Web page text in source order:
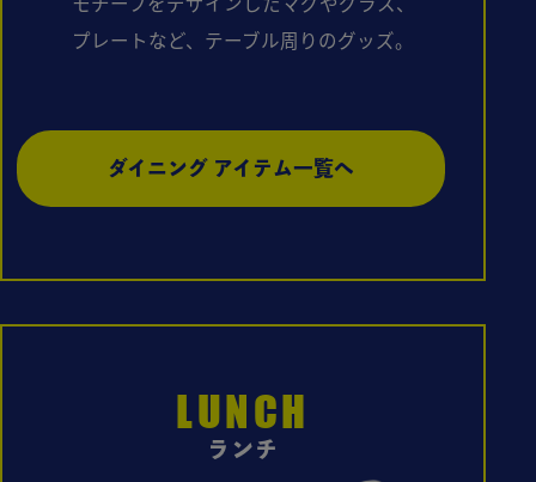
プレートなど、テーブル周りのグッズ。
ダイニング アイテム一覧へ
LUNCH
ランチ